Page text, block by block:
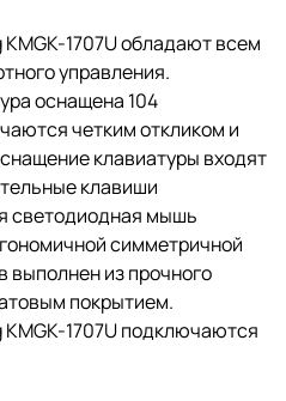
1707U обладают всем
управления.
оснащена 104
четким откликом и
клавиатуры входят
клавиши
светодиодная мышь
симметричной
выполнен из прочного
покрытием.
1707U подключаются